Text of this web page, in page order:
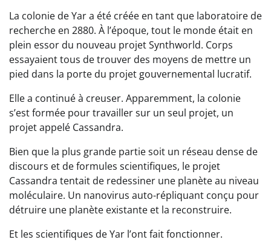
La colonie de Yar a été créée en tant que laboratoire de
recherche en 2880. À l’époque, tout le monde était en
plein essor du nouveau projet Synthworld. Corps
essayaient tous de trouver des moyens de mettre un
pied dans la porte du projet gouvernemental lucratif.
Elle a continué à creuser. Apparemment, la colonie
s’est formée pour travailler sur un seul projet, un
projet appelé Cassandra.
Bien que la plus grande partie soit un réseau dense de
discours et de formules scientifiques, le projet
Cassandra tentait de redessiner une planète au niveau
moléculaire. Un nanovirus auto-répliquant conçu pour
détruire une planète existante et la reconstruire.
Et les scientifiques de Yar l’ont fait fonctionner.